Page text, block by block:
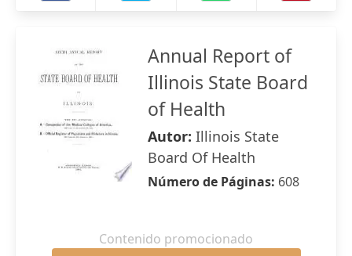
Annual Report of
Illinois State Board
of Health
Autor: Illinois State
Board Of Health
Número de Páginas: 608
Contenido promocionado